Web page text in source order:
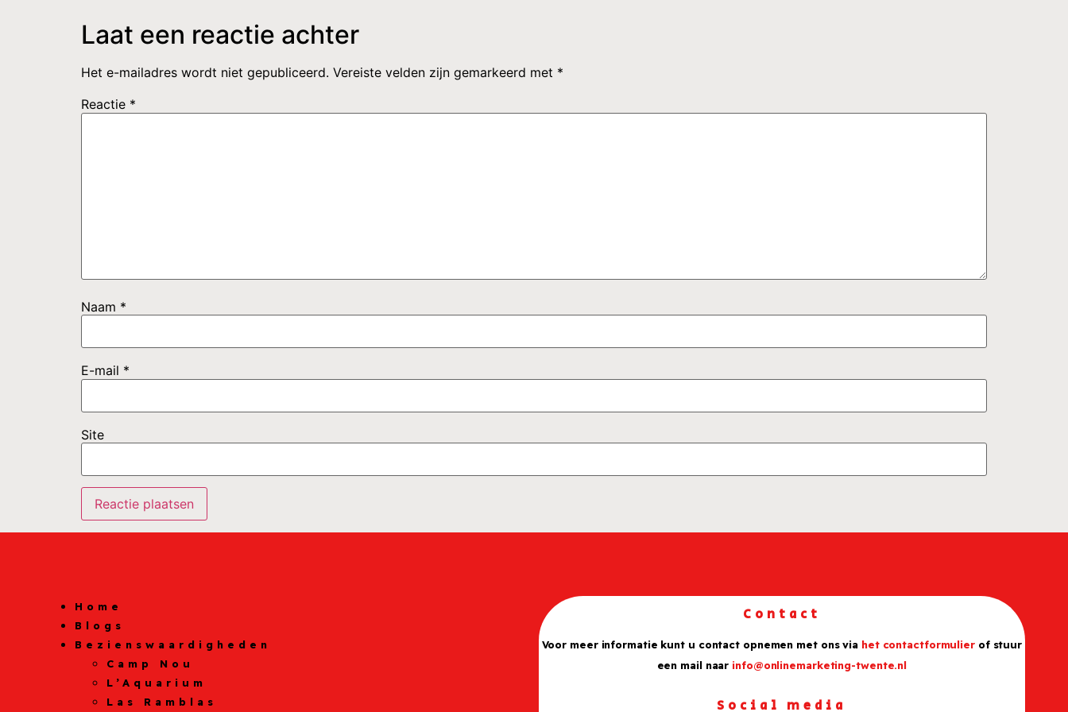
Laat een reactie achter
Het e-mailadres wordt niet gepubliceerd. Vereiste velden zijn gemarkeerd met *
Reactie *
Naam *
E-mail *
Site
Home
Blogs
Bezienswaardigheden
Camp Nou
L’Aquarium
Las Ramblas
Contact
Voor meer informatie kunt u contact opnemen met ons via het contactformulierof stuur
een mail naar info@onlinemarketing-twente.nl
Social media